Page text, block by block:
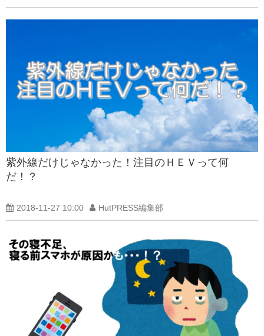
紫外線だけじゃなかった！注目のＨＥＶって何
だ！？
2018-11-27 10:00 HutPRESS編集部